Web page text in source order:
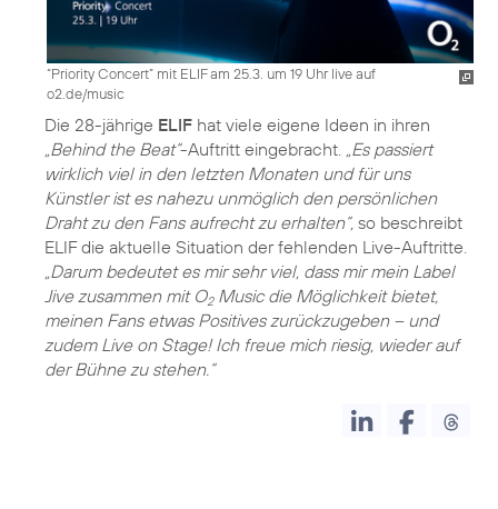
“Priority Concert” mit ELIF am 25.3. um 19 Uhr live auf
o2.de/music
Die 28-jährige ELIF hat viele eigene Ideen in ihren
„Behind the Beat“-Auftritt eingebracht. „Es passiert
wirklich viel in den letzten Monaten und für uns
Künstler ist es nahezu unmöglich den persönlichen
Draht zu den Fans aufrecht zu erhalten“, so beschreibt
ELIF die aktuelle Situation der fehlenden Live-Auftritte.
„Darum bedeutet es mir sehr viel, dass mir mein Label
Jive zusammen mit O2Music die Möglichkeit bietet,
meinen Fans etwas Positives zurückzugeben – und
zudem Live on Stage! Ich freue mich riesig, wieder auf
der Bühne zu stehen.“